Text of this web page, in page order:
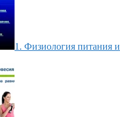
1. Физиология питания и